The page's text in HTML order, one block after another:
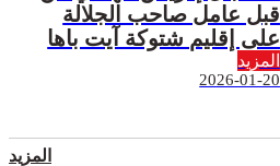
قبل عامل صاحب الجلالة
على إقليم شتوكة آيت باها
المزيد
2026-01-20
المزيد